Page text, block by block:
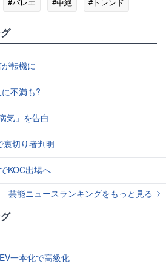
転機に
不満も?
気」を告白
裏切り者判明
KOC出場へ
芸能ニュースランキングをもっと見る
一本化で高級化